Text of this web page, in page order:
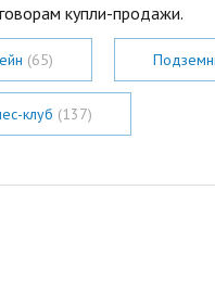
купли-продажи.
(65)
клуб (137)